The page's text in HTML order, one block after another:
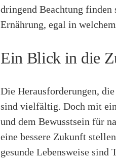
dringend Beachtung finden
Ernährung, egal in
Ein Blick in die
Die Herausforderungen,
sind vielfältig. Doch mit
und dem Bewusstsein für
eine bessere Zukunft
gesunde Lebensweise sind